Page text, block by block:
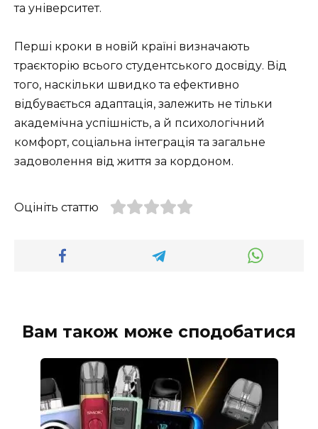
та університет.
Перші кроки в новій країні визначають
траєкторію всього студентського досвіду. Від
того, наскільки швидко та ефективно
відбувається адаптація, залежить не тільки
академічна успішність, а й психологічний
комфорт, соціальна інтеграція та загальне
задоволення від життя за кордоном.
Оцініть статтю
Вам також може сподобатися